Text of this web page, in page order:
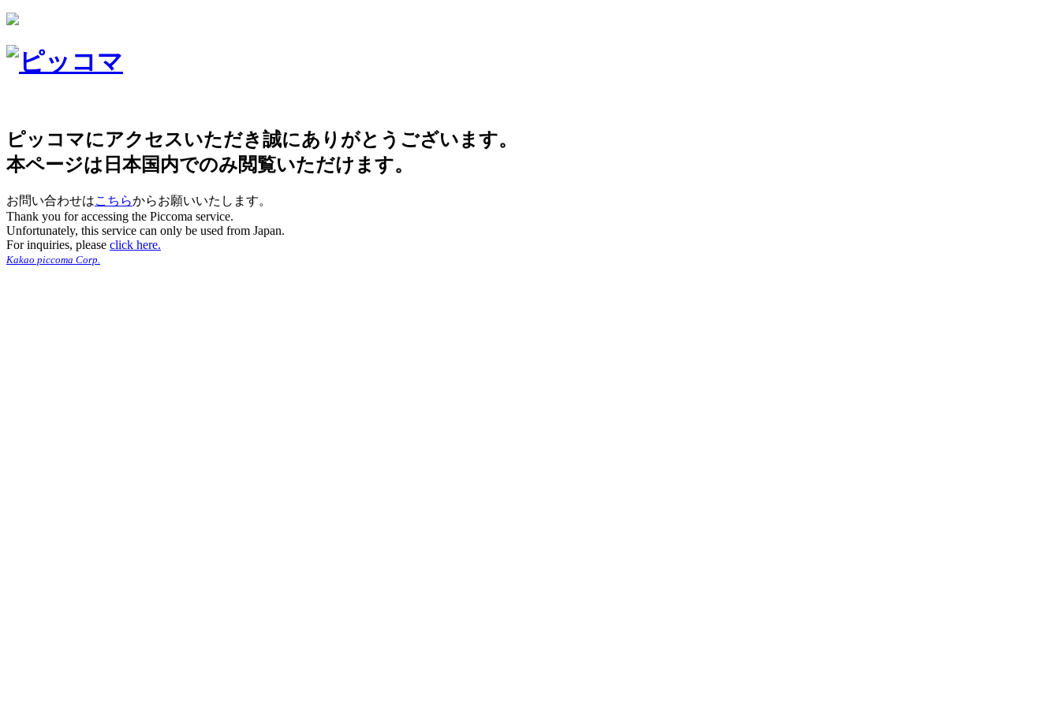
ピッコマにアクセスいただき誠にありがとうございます。
本ページは日本国内でのみ閲覧いただけます。
お問い合わせはこちらからお願いいたします。
Thank you for accessing the Piccoma service.
Unfortunately, this service can only be used from Japan.
For inquiries, please click here.
Kakao piccoma Corp.